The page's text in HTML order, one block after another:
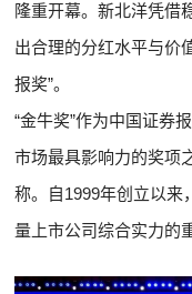
隆重开幕。新北洋凭借
出合理的分红水平与价
报奖”。
“金牛奖”作为中国证券
市场最具影响力的奖项
称。自1999年创立以来
量上市公司综合实力的